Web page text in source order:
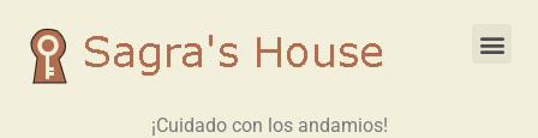
¡Cuidado con los andamios!